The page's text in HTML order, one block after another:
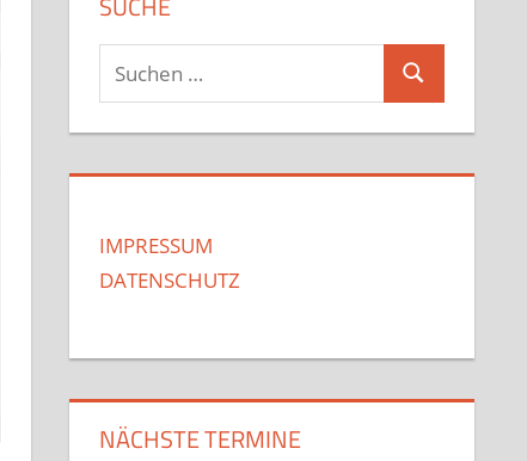
Suchen
nach:
Suchen
IMPRESSUM
DATENSCHUTZ
NÄCHSTE TERMINE